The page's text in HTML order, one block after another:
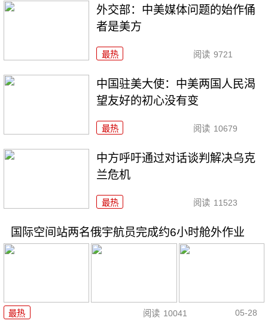
外交部：中美媒体问题的始作俑
者是美方
最热 阅读 9721
中国驻美大使：中美两国人民渴
望友好的初心没有变
最热 阅读 10679
中方呼吁通过对话谈判解决乌克
兰危机
最热 阅读 11523
国际空间站两名俄宇航员完成约6小时舱外作业
最热 阅读 10041 05-28